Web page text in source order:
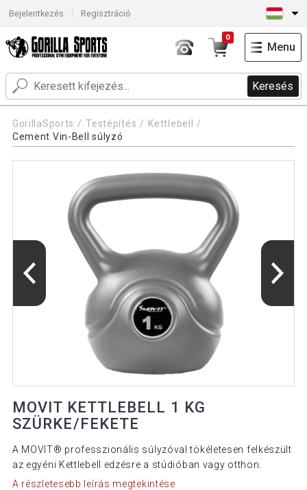
Bejelentkezés Regisztráció
Keresés
0
Menu
GorillaSports Testépítés
Kettlebell
Cement Vin-Bell súlyzó
MOVIT KETTLEBELL 1 KG
SZÜRKE/FEKETE
A MOVIT® professzionális súlyzóval tökéletesen felkészült
az egyéni Kettlebell edzésre a stúdióban vagy otthon.
A részletesebb leírás megtekintése